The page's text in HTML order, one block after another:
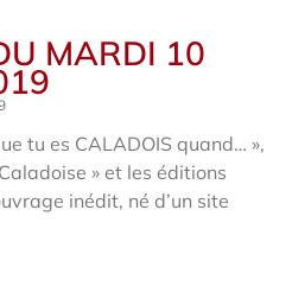
MARDI 10
tu es CALADOIS quand… »,
» et les éditions
inédit, né d’un site